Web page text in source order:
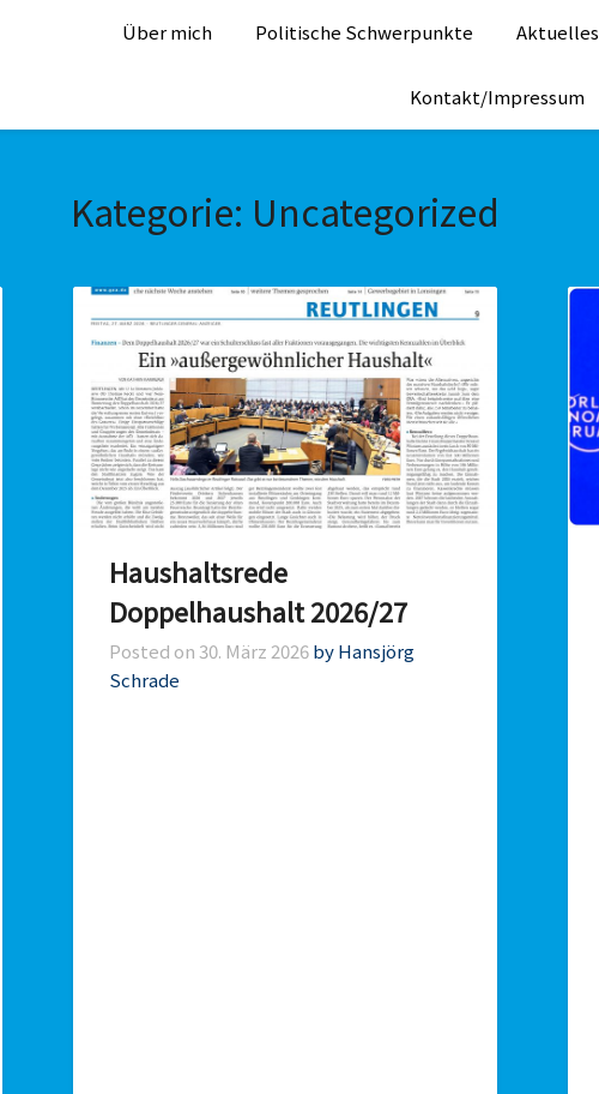
Über mich Politische Schwerpunkte Aktuelles
Kontakt/Impressum
Kategorie: Uncategorized
Haushaltsrede
Doppelhaushalt 2026/27
Posted on30. März 2026by Hansjörg
Schrade